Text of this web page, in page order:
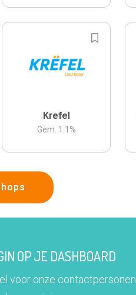
Krefel
Gem. 1.1 %
OP JE DASHBOARD
voor onze contactpersonen